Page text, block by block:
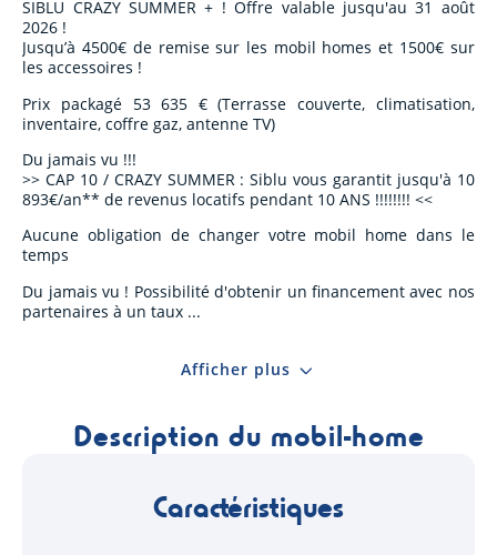
SIBLU CRAZY SUMMER + ! Offre valable jusqu'au 31 août
2026 !
Jusqu’à 4500€ de remise sur les mobil homes et 1500€ sur
les accessoires !
Prix packagé 53 635 € (Terrasse couverte, climatisation,
inventaire, coffre gaz, antenne TV)
Du jamais vu !!!
>> CAP 10 / CRAZY SUMMER : Siblu vous garantit jusqu'à 10
893€/an** de revenus locatifs pendant 10 ANS !!!!!!!! <<
Aucune obligation de changer votre mobil home dans le
temps
Du jamais vu ! Possibilité d'obtenir un financement avec nos
partenaires à un taux
Afficher plus
Description du mobil-home
Caractéristiques